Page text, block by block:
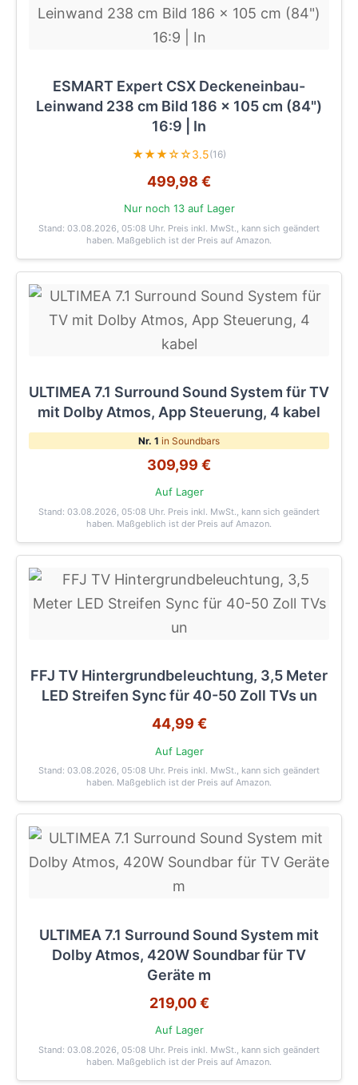
ESMART Expert CSX Deckeneinbau-
Leinwand 238 cm Bild 186 x 105 cm (84")
16:9 | In
★★★☆☆3.5(16)
499,98 €
Nur noch 13 auf Lager
Stand: 03.08.2026, 05:08 Uhr. Preis inkl. MwSt., kann sich geändert
haben. Maßgeblich ist der Preis auf Amazon.
ULTIMEA 7.1 Surround Sound System für TV
mit Dolby Atmos, App Steuerung, 4 kabel
Nr. 1 in Soundbars
309,99 €
Auf Lager
Stand: 03.08.2026, 05:08 Uhr. Preis inkl. MwSt., kann sich geändert
haben. Maßgeblich ist der Preis auf Amazon.
FFJ TV Hintergrundbeleuchtung, 3,5 Meter
LED Streifen Sync für 40-50 Zoll TVs un
44,99 €
Auf Lager
Stand: 03.08.2026, 05:08 Uhr. Preis inkl. MwSt., kann sich geändert
haben. Maßgeblich ist der Preis auf Amazon.
ULTIMEA 7.1 Surround Sound System mit
Dolby Atmos, 420W Soundbar für TV
Geräte m
219,00 €
Auf Lager
Stand: 03.08.2026, 05:08 Uhr. Preis inkl. MwSt., kann sich geändert
haben. Maßgeblich ist der Preis auf Amazon.